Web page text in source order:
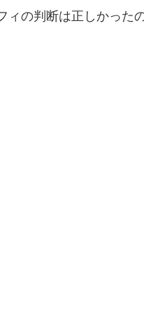
ィの判断は正しかった